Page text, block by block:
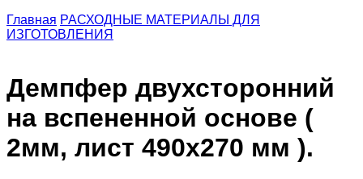
Главная РАСХОДНЫЕ МАТЕРИАЛЫ ДЛЯ
ИЗГОТОВЛЕНИЯ
Демпфер двухсторонний
на вспененной основе (
2мм, лист 490х270 мм ).